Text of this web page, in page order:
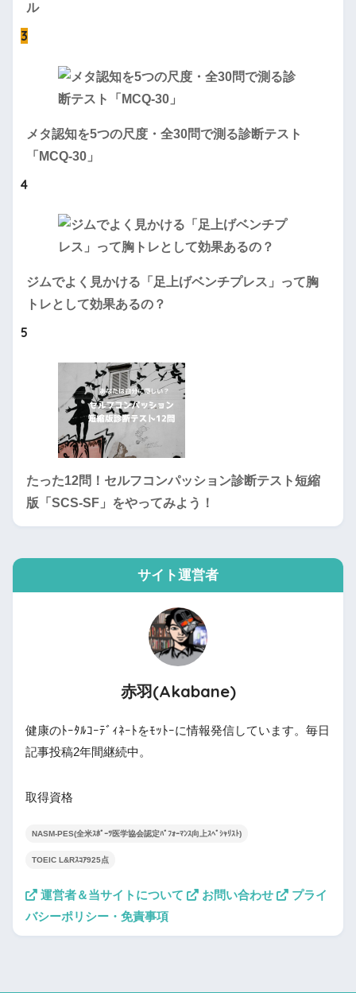
ル
3
メタ認知を5つの尺度・全30問で測る診断テスト
「MCQ-30」
4
ジムでよく見かける「足上げベンチプレス」って胸
トレとして効果あるの？
5
たった12問！セルフコンパッション診断テスト短縮
版「SCS-SF」をやってみよう！
サイト運営者
赤羽(Akabane)
健康のﾄｰﾀﾙｺｰﾃﾞｨﾈｰﾄをﾓｯﾄｰに情報発信しています。毎日
記事投稿2年間継続中。
取得資格
NASM-PES(全米ｽﾎﾟｰﾂ医学協会認定ﾊﾟﾌｫｰﾏﾝｽ向上ｽﾍﾟｼｬﾘｽﾄ)
TOEIC L&Rｽｺｱ925点
運営者＆当サイトについて お問い合わせ
プライ
バシーポリシー・免責事項